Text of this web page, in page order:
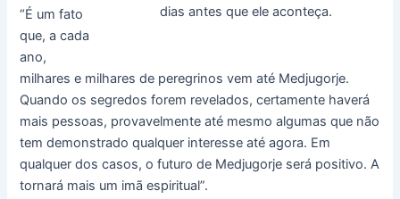
dias antes que ele aconteça.
“É um fato
que, a cada
ano,
milhares e milhares de peregrinos vem até Medjugorje.
Quando os segredos forem revelados, certamente haverá
mais pessoas, provavelmente até mesmo algumas que não
tem demonstrado qualquer interesse até agora. Em
qualquer dos casos, o futuro de Medjugorje será positivo. A
tornará mais um imã espiritual”.